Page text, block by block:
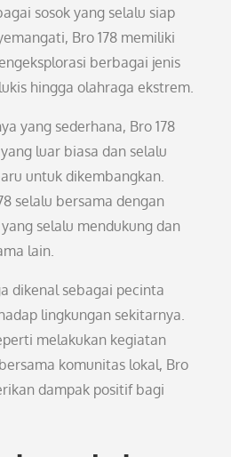
sosok yang selalu siap
Bro 178 memiliki
berbagai jenis
hingga olahraga ekstrem.
yang sederhana, Bro 178
luar biasa dan selalu
untuk dikembangkan.
selalu bersama dengan
selalu mendukung dan
lain.
dikenal sebagai pecinta
lingkungan sekitarnya.
melakukan kegiatan
komunitas lokal, Bro
dampak positif bagi